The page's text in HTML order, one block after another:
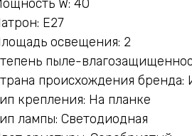
W: 40
E27
освещения: 2
пыле-
происхождения
крепления: На планке
лампы: Светодиодная